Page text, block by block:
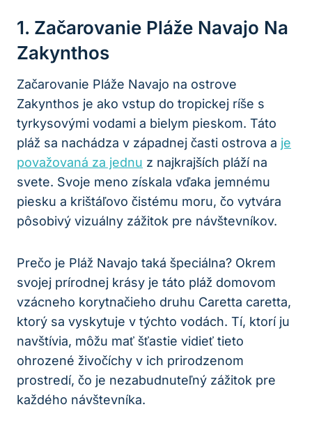
1. Začarovanie Pláže Navajo Na
Zakynthos
Začarovanie Pláže Navajo na ostrove
Zakynthos je ako vstup do tropickej ríše s
tyrkysovými vodami a bielym pieskom. Táto
pláž sa nachádza v západnej časti ostrova a je
považovaná za jednu z najkrajších pláží na
svete. Svoje meno získala vďaka jemnému
piesku a krištáľovo čistému moru, čo vytvára
pôsobivý vizuálny zážitok pre návštevníkov.
Prečo je Pláž Navajo taká špeciálna? Okrem
svojej prírodnej krásy je táto pláž domovom
vzácneho korytnačieho druhu Caretta caretta,
ktorý sa vyskytuje v týchto vodách. Tí, ktorí ju
navštívia, môžu mať šťastie vidieť tieto
ohrozené živočíchy v ich prirodzenom
prostredí, čo je nezabudnuteľný zážitok pre
každého návštevníka.